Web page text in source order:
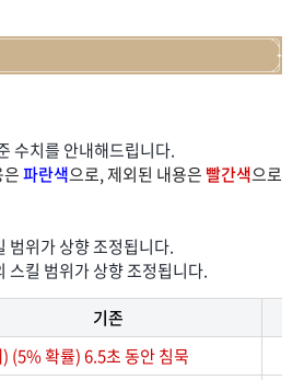
수치를 안내해드립니다.
파란색으로, 제외된 내용은 빨간색으로
범위가 상향 조정됩니다.
스킬 범위가 상향 조정됩니다.
기존
(5% 확률) 6.5초 동안 침묵